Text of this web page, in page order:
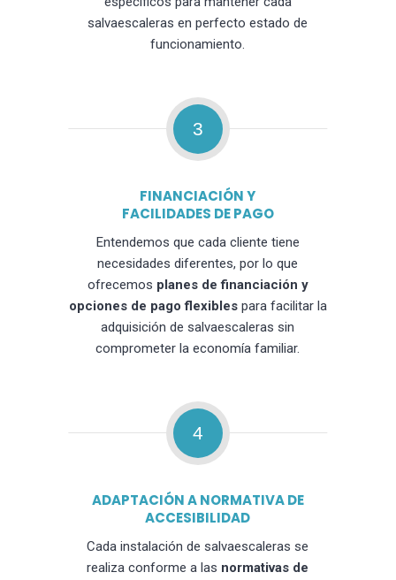
salvaescaleras en perfecto estado de
funcionamiento.
3
FINANCIACIÓN Y
FACILIDADES DE PAGO
Entendemos que cada cliente tiene
necesidades diferentes, por lo que
ofrecemos planes de financiación y
opciones de pago flexiblespara facilitar la
adquisición de salvaescaleras sin
comprometer la economía familiar.
4
ADAPTACIÓN A NORMATIVA DE
ACCESIBILIDAD
Cada instalación de salvaescaleras se
realiza conforme a las normativas de